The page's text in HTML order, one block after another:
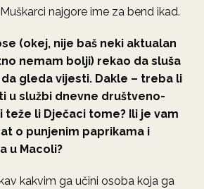
najgore ime za bend ikad.
(okej, nije baš neki aktualan
nemam bolji) rekao da sluša
gleda vijesti. Dakle – treba li
u službi dnevne društveno-
teže li Dječaci tome? Ili je vam
o punjenim paprikama i
u Macoli?
kakvim ga učini osoba koja ga